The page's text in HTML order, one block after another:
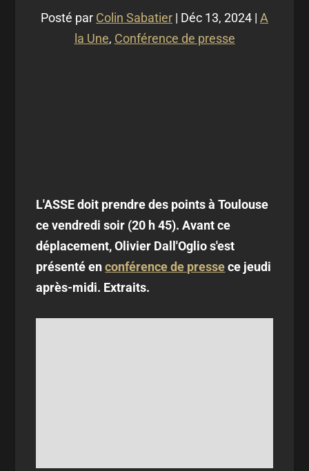
Posté par Colin Sabatier | Déc 13, 2024 | A
la Une, Conférence de presse
L'ASSE doit prendre des points à Toulouse
ce vendredi soir (20 h 45). Avant ce
déplacement, Olivier Dall'Oglio s'est
présenté enconférence de pressece jeudi
après-midi. Extraits.